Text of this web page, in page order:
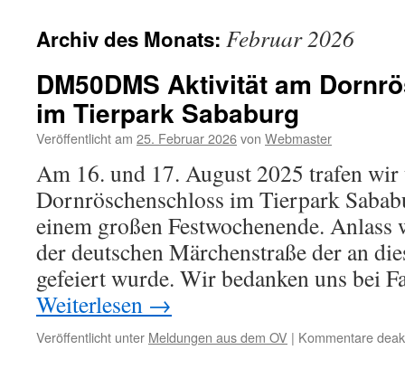
Archiv des Monats: Februar 2026
DM50DMS Aktivität am
im Tierpark Sababurg
Veröffentlicht am 25. Februar 2026von Webmaster
Am 16. und 17. August 2025 trafen wir
Dornröschenschloss im Tierpark
einem großen Festwochenende. Anlass
der deutschen Märchenstraße der an
gefeiert wurde. Wir bedanken uns bei
Weiterlesen →
Veröffentlicht unter Meldungen aus dem OV | Kommentare